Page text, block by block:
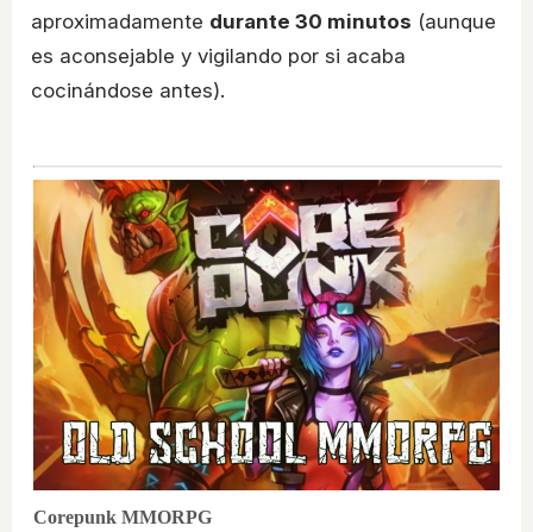
aproximadamente durante 30 minutos (aunque
es aconsejable y vigilando por si acaba
cocinándose antes).
Corepunk MMORPG